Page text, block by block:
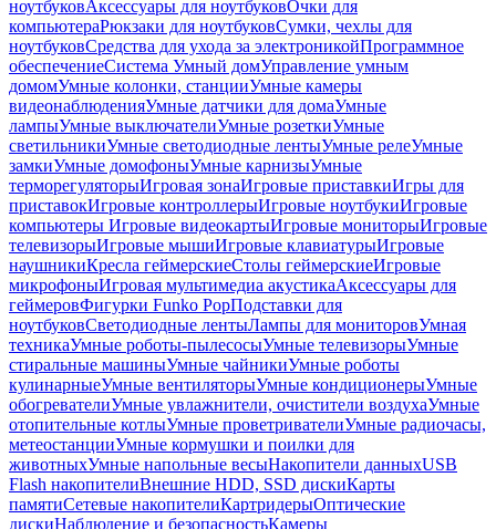
ноутбуковАксессуары для ноутбуковОчки для
компьютераРюкзаки для ноутбуковСумки, чехлы для
ноутбуковСредства для ухода за электроникойПрограммное
обеспечениеСистема Умный домУправление умным
домомУмные колонки, станцииУмные камеры
видеонаблюденияУмные датчики для домаУмные
лампыУмные выключателиУмные розеткиУмные
светильникиУмные светодиодные лентыУмные релеУмные
замкиУмные домофоныУмные карнизыУмные
терморегуляторыИгровая зонаИгровые приставкиИгры для
приставокИгровые контроллерыИгровые ноутбукиИгровые
компьютеры Игровые видеокартыИгровые мониторыИгровые
телевизорыИгровые мышиИгровые клавиатурыИгровые
наушникиКресла геймерскиеСтолы геймерскиеИгровые
микрофоныИгровая мультимедиа акустикаАксессуары для
геймеровФигурки Funko PopПодставки для
ноутбуковСветодиодные лентыЛампы для мониторовУмная
техникаУмные роботы-пылесосыУмные телевизорыУмные
стиральные машиныУмные чайникиУмные роботы
кулинарныеУмные вентиляторыУмные кондиционерыУмные
обогревателиУмные увлажнители, очистители воздухаУмные
отопительные котлыУмные проветривателиУмные радиочасы,
метеостанцииУмные кормушки и поилки для
животныхУмные напольные весыНакопители данныхUSB
Flash накопителиВнешние HDD, SSD дискиКарты
памятиСетевые накопителиКартридерыОптические
дискиНаблюдение и безопасностьКамеры